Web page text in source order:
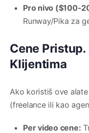
Pro nivo ($100-
Runway/Pika za
Cene
Klijentima
Ako koristiš ove
(freelance ili kao
Per video cene: